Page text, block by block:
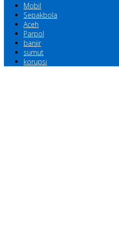
Mobil
Sepakbola
Aceh
Parpol
banjir
sumut
korupsi